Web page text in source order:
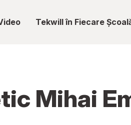
Tekwill în Fiecare
Mihai